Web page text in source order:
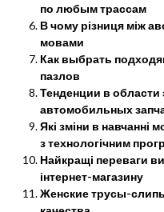
по любым трассам
В чому різниця між
мовами
Как выбрать
пазлов
Тенденции в области
автомобильных
Які зміни в навчанні
з технологічним
Найкращі переваги
інтернет-магазину
Женские трусы-